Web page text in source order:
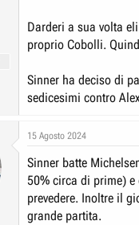
Darderi a sua volta
proprio Cobolli.
Sinner ha deciso di
sedicesimi contro
15 Agosto 2024
Sinner batte
50% circa di prime)
prevedere. Inoltre il
grande partita.